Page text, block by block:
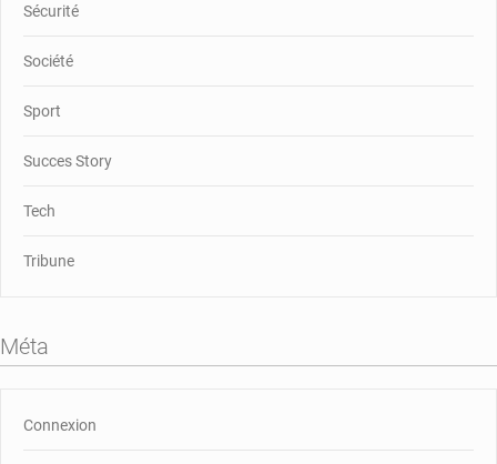
Sécurité
Société
Sport
Succes Story
Tech
Tribune
Méta
Connexion